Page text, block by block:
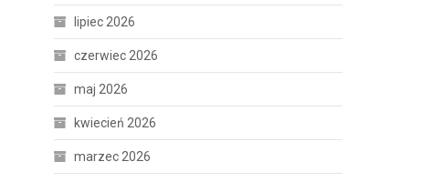
lipiec 2026
czerwiec 2026
maj 2026
kwiecień 2026
marzec 2026